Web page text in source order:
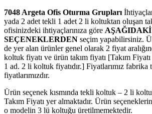
7048 Argeta Ofis Oturma Grupları
yada 2 adet tekli 1 adet 2 li koltuktan oluşan
ofisinizdeki ihtiyaçlarınıza göre AŞAĞIDAKİ
SEÇENEKLERDEN seçim yapabilirsiniz.
de yer alan ürünler genel olarak 2 fiyat
koltuk fiyatı ve ürün takım fiyatı [Takım
1 ad. 2 li koltuk fiyatıdır.] Fiyatlarımız
fiyatlarımızdır.
Ürün seçenek kısmında tekli koltuk – 2 li
Takım Fiyatı yer almaktadır. Ürün
o modelin 3 lü koltuğu üretilmemektedir.